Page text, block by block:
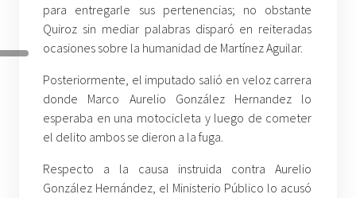
para entregarle sus pertenencias; no obstante
Quiroz sin mediar palabras disparó en reiteradas
ocasiones sobre la humanidad de Martínez Aguilar.
Posteriormente, el imputado salió en veloz carrera
donde Marco Aurelio González Hernandez lo
esperaba en una motocicleta y luego de cometer
el delito ambos se dieron a la fuga.
Respecto a la causa instruida contra Aurelio
González Hernández, el Ministerio Público lo acusó